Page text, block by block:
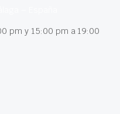
pm y 15:00 pm a 19:00